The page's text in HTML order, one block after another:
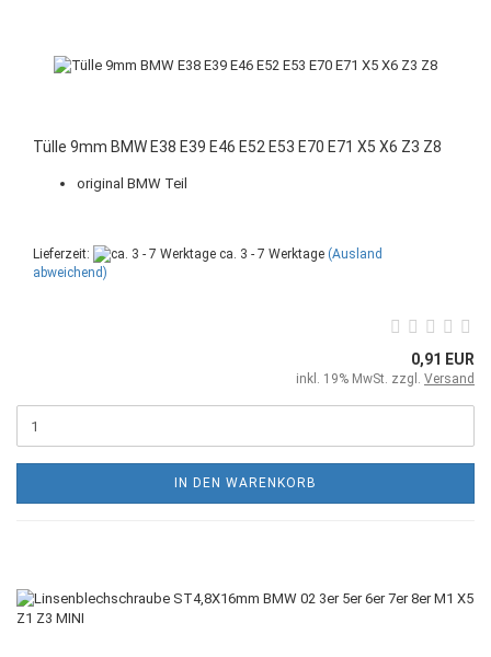
Tülle 9mm BMW E38 E39 E46 E52 E53 E70 E71 X5 X6 Z3 Z8
original BMW Teil
Lieferzeit: ca. 3 - 7 Werktage (Ausland
abweichend)
0,91 EUR
inkl. 19% MwSt. zzgl. Versand
IN DEN WARENKORB